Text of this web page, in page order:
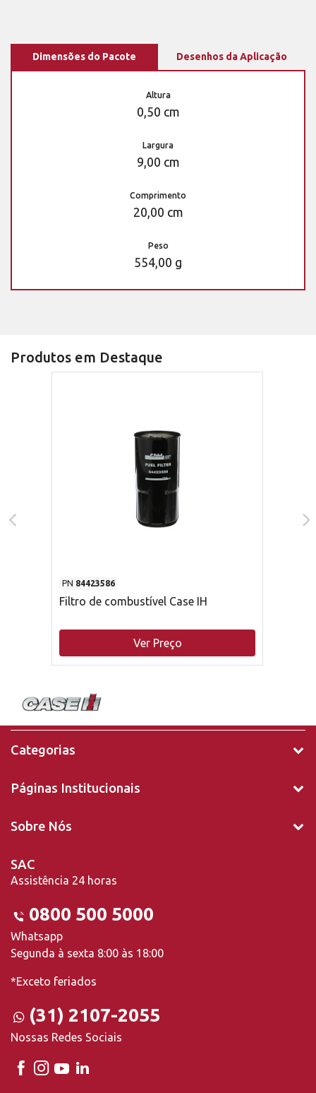
Dimensões do Pacote Desenhos da Aplicação
Altura
0,50 cm
Largura
9,00 cm
Comprimento
20,00 cm
Peso
554,00 g
Produtos em Destaque
PN 84423586
Filtro de combustível Case IH
Ver Preço
Categorias
Páginas Institucionais
Sobre Nós
SAC
Assistência 24 horas
0800 500 5000
Whatsapp
Segunda à sexta 8:00 às 18:00
*Exceto feriados
(31) 2107-2055
Nossas Redes Sociais